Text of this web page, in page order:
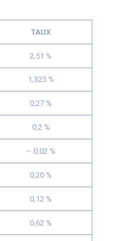
TAUX
2,51 %
1,325 %
0,27 %
0,2 %
– 0,02 %
0,20 %
0,12 %
0,62 %